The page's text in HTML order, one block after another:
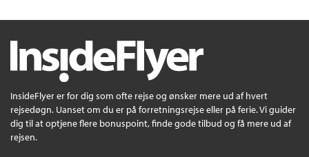
InsideFlyer er for dig som ofte rejse og ønsker mere ud af hvert
rejsedøgn. Uanset om du er på forretningsrejse eller på ferie. Vi guider
dig til at optjene flere bonuspoint, finde gode tilbud og få mere ud af
rejsen.